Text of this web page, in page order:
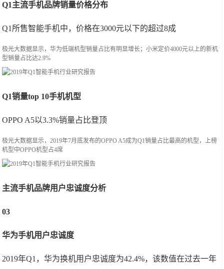
Q1主流手机品牌销量价格分布
Q1所售智能手机中，价格在3000元以下的超过8成
极光大数据显示，华为低端机型销量占比有明显增长；小米定价4000元以上的新机
型销量占比达2.9%
Q1销量top 10手机机型
OPPO A5以3.3%销量占比登顶
极光大数据显示，2019年7月底发布的OPPO A5成为Q1销量占比最高的机型，上榜
机型中OPPO机型占4席
主流手机品牌用户忠诚度分析
03
华为手机用户忠诚度
2019年Q1，华为换机用户忠诚度为42.4%，该数值在过去一年